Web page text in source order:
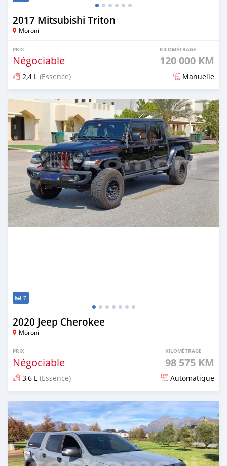
2017 Mitsubishi Triton
Moroni
PRIX
Négociable
KILOMÉTRAGE
120 000 KM
2,4 L (Essence) Manuelle
Publié il y a plus d'un an
7
2020 Jeep Cherokee
Moroni
PRIX
Négociable
KILOMÉTRAGE
98 575 KM
3,6 L (Essence) Automatique
Publié il y a plus d'un an